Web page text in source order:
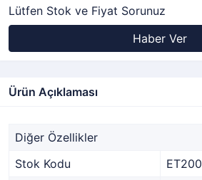
Lütfen Stok ve Fiyat Sorunuz
Haber Ver
Ürün Açıklaması
Diğer Özellikler
Stok Kodu
ET200